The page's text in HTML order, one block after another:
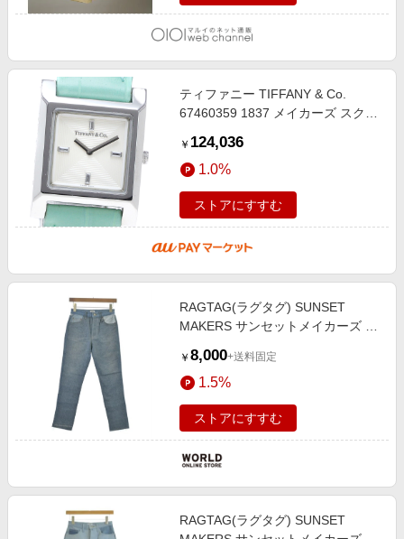
ティファニー TIFFANY & Co.
67460359 1837 メイカーズ スクエ
_847717【ev20】
￥ 124,036
1.0%
ストアにすすむ
RAGTAG(ラグタグ) SUNSET
MAKERS サンセットメイカーズ レ
ズ：24(S位)
￥ 8,000+送料固定
1.5%
ストアにすすむ
RAGTAG(ラグタグ) SUNSET